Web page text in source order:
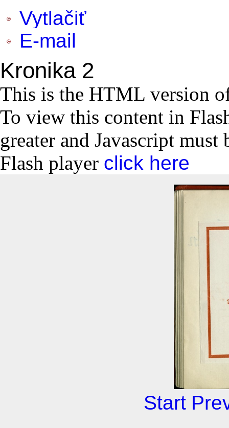
Vytlačiť
E-mail
Kronika 2
This is the HTML version
To view this content in
greater and Javascript
Flash player click here
Start